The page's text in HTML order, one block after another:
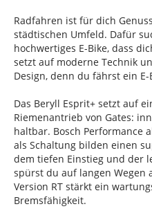
Radfahren ist für dich
städtischen Umfeld. Dafür
hochwertiges E-Bike, dass
setzt auf moderne Technik
Design, denn du fährst ein
Das Beryll Esprit+ setzt auf
Riemenantrieb von Gates:
haltbar. Bosch Performance
als Schaltung bilden einen
dem tiefen Einstieg und der
spürst du auf langen Wegen
Version RT stärkt ein
Bremsfähigkeit.